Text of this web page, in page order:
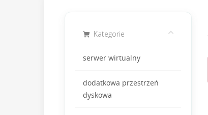
Kategorie
serwer wirtualny
dodatkowa przestrzeń
dyskowa